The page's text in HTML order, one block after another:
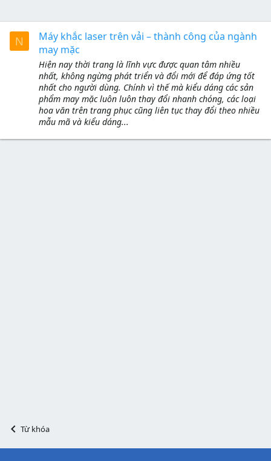
N
Máy khắc laser trên vải – thành công của ngành
may mặc
Hiện nay thời trang là lĩnh vực được quan tâm nhiều
nhất, không ngừng phát triển và đổi mới để đáp ứng tốt
nhất cho người dùng. Chính vì thế mà kiểu dáng các sản
phẩm may mặc luôn luôn thay đổi nhanh chóng, các loại
hoa văn trên trang phục cũng liên tục thay đổi theo nhiều
mẫu mã và kiểu dáng...
Từ khóa